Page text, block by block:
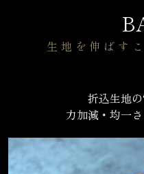
生地を伸ばす
折込生地の
力加減・均一